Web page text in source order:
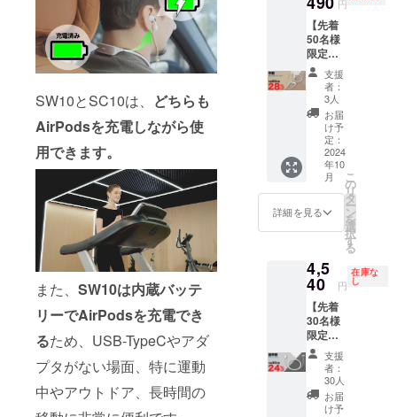
SW10とSC10は、 どちらも
AirPodsを充電しながら使
用できます。
また、 SW10は内蔵バッテ
リーでAirPodsを充電でき
るため、USB-TypeCやアダ
プタがない場面、特に運動
中やアウトドア、長時間の
（税・
送料
込）の
20％OF
F]
円
【先着
50名様
限定！
早割】
SW10と
SC10を
各1セッ
トずつ
[1セッ
トあた
り、一
般販売
予定価
格
15,960
円
送料
込）の
28％OF
F]
支援
者：
3人
お届
け予
定：
2024
年10
月
詳細を見る
こ
の
リ
タ
ー
ン
を
選
択
す
る
4,5
40 円
在庫な
し
【先着
30名様
限定！
超早
割】
SC10-
ビジネ
スユー
支援
者：
30人
お届
け予